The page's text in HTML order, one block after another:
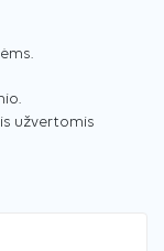
užvertomis